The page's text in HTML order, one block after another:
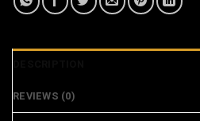
REVIEWS (0)